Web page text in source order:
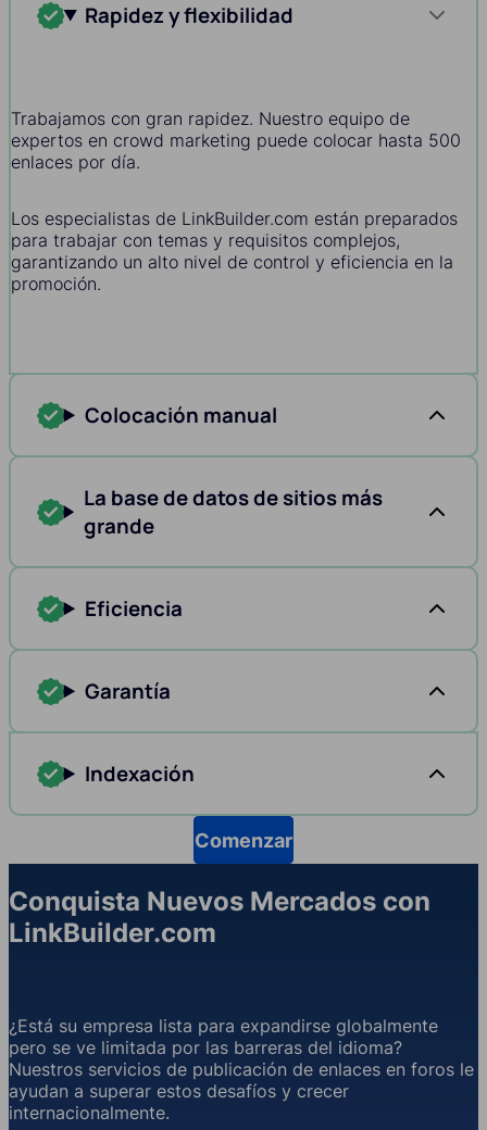
Rapidez y flexibilidad
Trabajamos con gran rapidez. Nuestro equipo de
expertos en crowd marketing puede colocar hasta 500
enlaces por día.
Los especialistas de LinkBuilder.com están preparados
para trabajar con temas y requisitos complejos,
garantizando un alto nivel de control y eficiencia en la
promoción.
Colocación manual
La base de datos de sitios más
grande
Eficiencia
Garantía
Indexación
Comenzar
Conquista Nuevos Mercados con
LinkBuilder.com
¿Está su empresa lista para expandirse globalmente
pero se ve limitada por las barreras del idioma?
Nuestros servicios de publicación de enlaces en foros le
ayudan a superar estos desafíos y crecer
internacionalmente.